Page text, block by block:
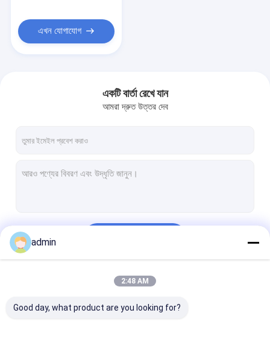
পণ্য
এখন যোগাযোগ
একটি বার্তা রেখে যান
আমরা দ্রুত উত্তর দেব
admin
2:48 AM
Good day, what product are you looking for?